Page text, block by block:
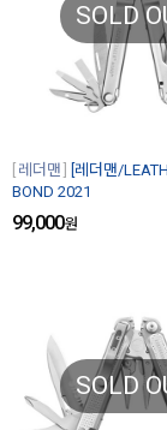
SOLD
레더맨
[레더맨/
BOND 2021
99,000원
SOLD